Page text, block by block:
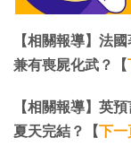
【相關報導】法
兼有喪屍化武？【
【相關報導】英
夏天完結？【下一